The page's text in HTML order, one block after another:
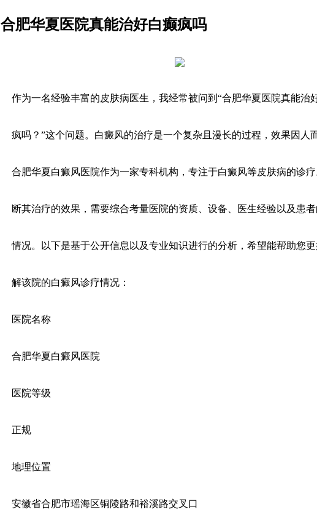
合肥华夏医院真能治好白癫疯吗
作为一名经验丰富的皮肤病医生，我经常被问到“合肥华夏医院真能治
疯吗？”这个问题。白癜风的治疗是一个复杂且漫长的过程，效果因人
合肥华夏白癜风医院作为一家专科机构，专注于白癜风等皮肤病的诊
断其治疗的效果，需要综合考量医院的资质、设备、医生经验以及患
情况。以下是基于公开信息以及专业知识进行的分析，希望能帮助您
解该院的白癜风诊疗情况：
医院名称
合肥华夏白癜风医院
医院等级
正规
地理位置
安徽省合肥市瑶海区铜陵路和裕溪路交叉口